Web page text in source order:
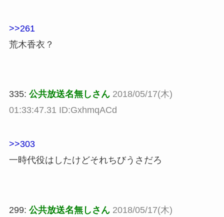
>>261
荒木香衣？
335: 公共放送名無しさん 2018/05/17(木)
01:33:47.31 ID:GxhmqACd
>>303
一時代役はしたけどそれちびうさだろ
299: 公共放送名無しさん 2018/05/17(木)